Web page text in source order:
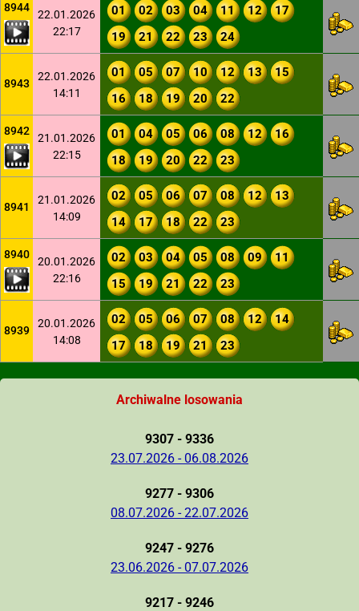
8944
22.01.2026
22:17
01 02 03 04 11 12
17
19
21 22 23 24
8943
22.01.2026
14:11
01 05 07 10 12 13
15
16
18 19 20 22
8942
21.01.2026
22:15
01 04 05 06 08 12
16
18
19 20 22 23
8941
21.01.2026
14:09
02 05 06 07 08 12
13
14
17 18 22 23
8940
20.01.2026
22:16
02 03 04 05 08 09
11
15
19 21 22 23
8939
20.01.2026
14:08
02 05 06 07 08 12
14
17
18 19 21 23
Archiwalne losowania
9307 - 9336
23.07.2026 - 06.08.2026
9277 - 9306
08.07.2026 - 22.07.2026
9247 - 9276
23.06.2026 - 07.07.2026
9217 - 9246